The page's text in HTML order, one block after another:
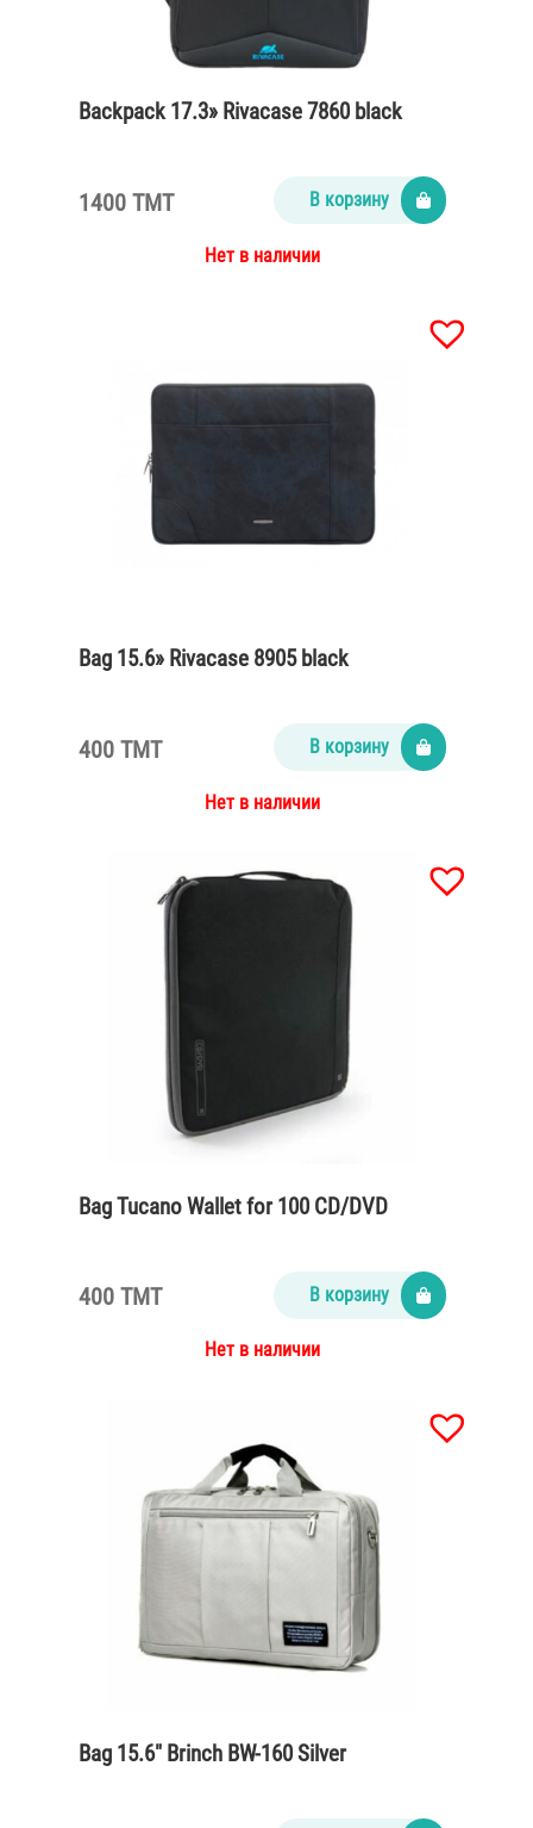
Backpack 17.3» Rivacase 7860 black
1400 TMT В корзину
Нет в наличии
Bag 15.6» Rivacase 8905 black
400 TMT В корзину
Нет в наличии
Bag Tucano Wallet for 100 CD/DVD
400 TMT В корзину
Нет в наличии
Bag 15.6″ Brinch BW-160 Silver